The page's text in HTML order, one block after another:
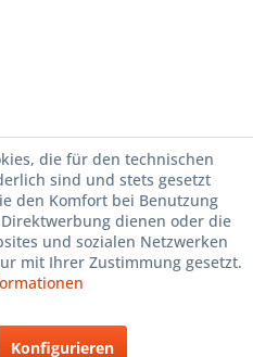
die für den technischen
sind und stets gesetzt
den Komfort bei Benutzung
dienen oder die
und sozialen Netzwerken
mit Ihrer Zustimmung gesetzt.
Konfigurieren